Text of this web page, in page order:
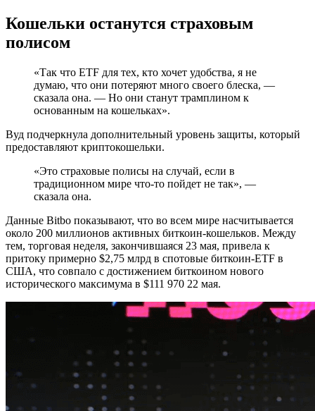
Кошельки останутся страховым
полисом
«Так что ETF для тех, кто хочет удобства, я не
думаю, что они потеряют много своего блеска, —
сказала она. — Но они станут трамплином к
основанным на кошельках».
Вуд подчеркнула дополнительный уровень защиты, который
предоставляют криптокошельки.
«Это страховые полисы на случай, если в
традиционном мире что-то пойдет не так», —
сказала она.
Данные Bitbo показывают, что во всем мире насчитывается
около 200 миллионов активных биткоин-кошельков. Между
тем, торговая неделя, закончившаяся 23 мая, привела к
притоку примерно $2,75 млрд в спотовые биткоин-ETF в
США, что совпало с достижением биткоином нового
исторического максимума в $111 970 22 мая.